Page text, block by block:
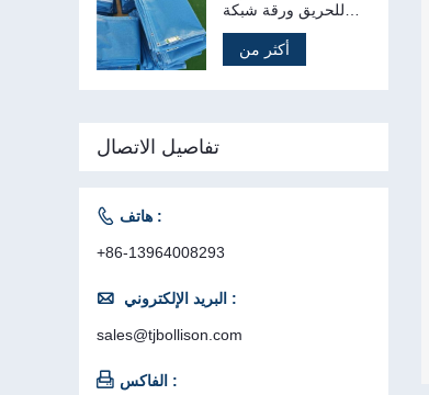
للحريق ورقة شبكة
السلامة
أكثر من
تفاصيل الاتصال
 هاتف :
+86-13964008293
 البريد الإلكتروني :
sales@tjbollison.com
 الفاكس :